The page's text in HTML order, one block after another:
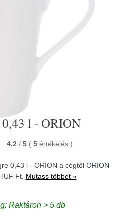
l - ORION
4.2 / 5 ( 5 értékelés )
0,43 l - ORION a cégtől ORION
Ft. Mutass többet »
Raktáron > 5 db